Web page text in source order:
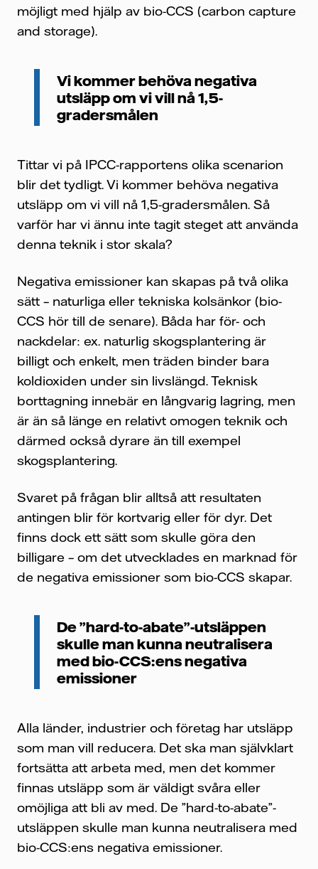
möjligt med hjälp av bio-CCS (carbon capture
and storage).
Vi kommer behöva negativa
utsläpp om vi vill nå 1,5-
gradersmålen
Tittar vi på IPCC-rapportens olika scenarion
blir det tydligt. Vi kommer behöva negativa
utsläpp om vi vill nå 1,5-gradersmålen. Så
varför har vi ännu inte tagit steget att använda
denna teknik i stor skala?
Negativa emissioner kan skapas på två olika
sätt – naturliga eller tekniska kolsänkor (bio-
CCS hör till de senare). Båda har för- och
nackdelar: ex. naturlig skogsplantering är
billigt och enkelt, men träden binder bara
koldioxiden under sin livslängd. Teknisk
borttagning innebär en långvarig lagring, men
är än så länge en relativt omogen teknik och
därmed också dyrare än till exempel
skogsplantering.
Svaret på frågan blir alltså att resultaten
antingen blir för kortvarig eller för dyr. Det
finns dock ett sätt som skulle göra den
billigare – om det utvecklades en marknad för
de negativa emissioner som bio-CCS skapar.
De ”hard-to-abate”-utsläppen
skulle man kunna neutralisera
med bio-CCS:ens negativa
emissioner
Alla länder, industrier och företag har utsläpp
som man vill reducera. Det ska man självklart
fortsätta att arbeta med, men det kommer
finnas utsläpp som är väldigt svåra eller
omöjliga att bli av med. De ”hard-to-abate”-
utsläppen skulle man kunna neutralisera med
bio-CCS:ens negativa emissioner.